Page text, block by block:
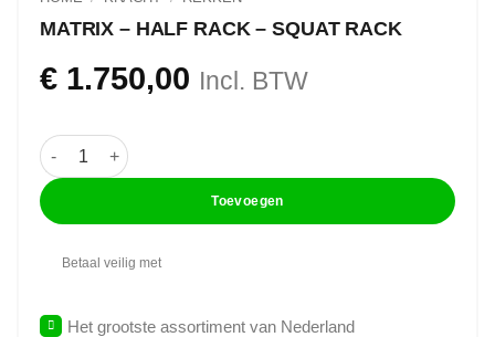
MATRIX – HALF RACK – SQUAT RACK
€1.750,00 Incl. BTW
Matrix - Half Rack - Squat Rack aantal
Toevoegen
Betaal veilig met
Het grootste assortiment van Nederland